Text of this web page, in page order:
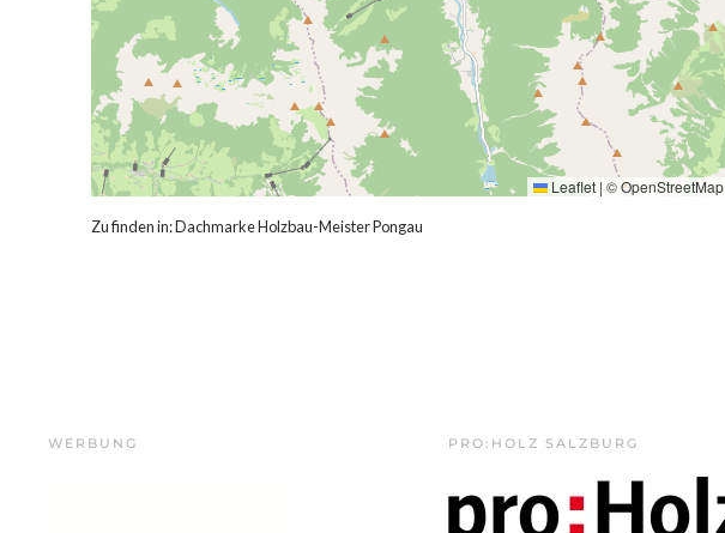
Leaflet | ©OpenStreetMap
Zu finden in:Dachmarke Holzbau-Meister Pongau
WERBUNG PRO:HOLZ SALZBURG